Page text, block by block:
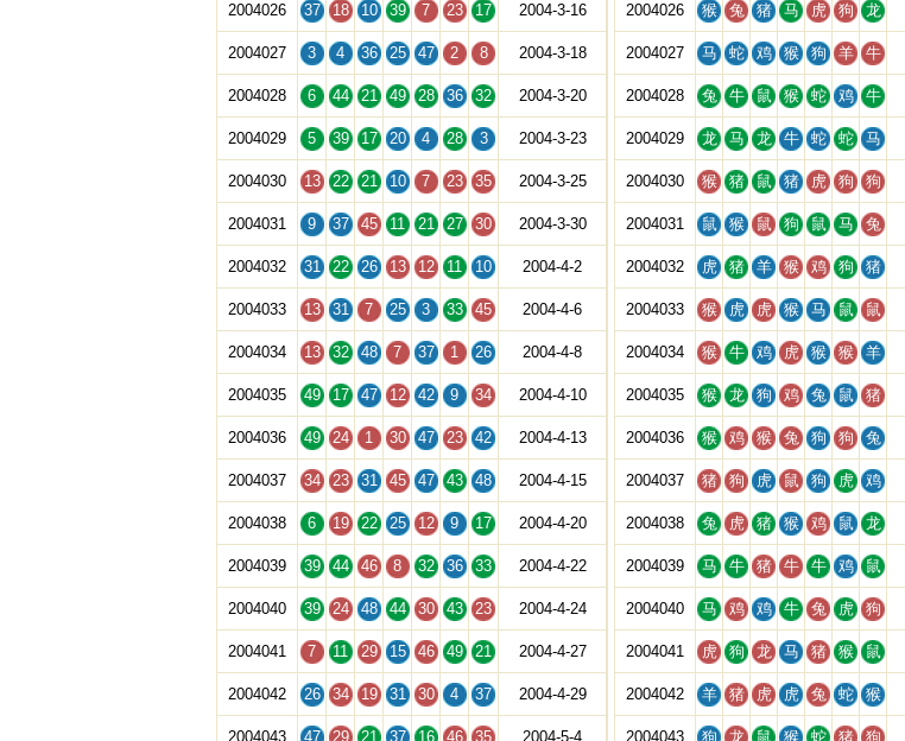
2004026 37 18 10 39 7 23 17 2004-3-16
2004027 3 4 36 25 47 2 8 2004-3-18
2004028 6 44 21 49 28 36 32 2004-3-20
2004029 5 39 17 20 4 28 3 2004-3-23
2004030 13 22 21 10 7 23 35 2004-3-25
2004031 9 37 45 11 21 27 30 2004-3-30
2004032 31 22 26 13 12 11 10 2004-4-2
2004033 13 31 7 25 3 33 45 2004-4-6
2004034 13 32 48 7 37 1 26 2004-4-8
2004035 49 17 47 12 42 9 34 2004-4-10
2004036 49 24 1 30 47 23 42 2004-4-13
2004037 34 23 31 45 47 43 48 2004-4-15
2004038 6 19 22 25 12 9 17 2004-4-20
2004039 39 44 46 8 32 36 33 2004-4-22
2004040 39 24 48 44 30 43 23 2004-4-24
2004041 7 11 29 15 46 49 21 2004-4-27
2004042 26 34 19 31 30 4 37 2004-4-29
2004043 47 29 21 37 16 46 35 2004-5-4
2004026 猴 兔 猪 马 虎 狗 龙
2004027 马 蛇 鸡 猴 狗 羊 牛
2004028 兔 牛 鼠 猴 蛇 鸡 牛
2004029 龙 马 龙 牛 蛇 蛇 马
2004030 猴 猪 鼠 猪 虎 狗 狗
2004031 鼠 猴 鼠 狗 鼠 马 兔
2004032 虎 猪 羊 猴 鸡 狗 猪
2004033 猴 虎 虎 猴 马 鼠 鼠
2004034 猴 牛 鸡 虎 猴 猴 羊
2004035 猴 龙 狗 鸡 兔 鼠 猪
2004036 猴 鸡 猴 兔 狗 狗 兔
2004037 猪 狗 虎 鼠 狗 虎 鸡
2004038 兔 虎 猪 猴 鸡 鼠 龙
2004039 马 牛 猪 牛 牛 鸡 鼠
2004040 马 鸡 鸡 牛 兔 虎 狗
2004041 虎 狗 龙 马 猪 猴 鼠
2004042 羊 猪 虎 虎 兔 蛇 猴
2004043 狗 龙 鼠 猴 蛇 猪 狗